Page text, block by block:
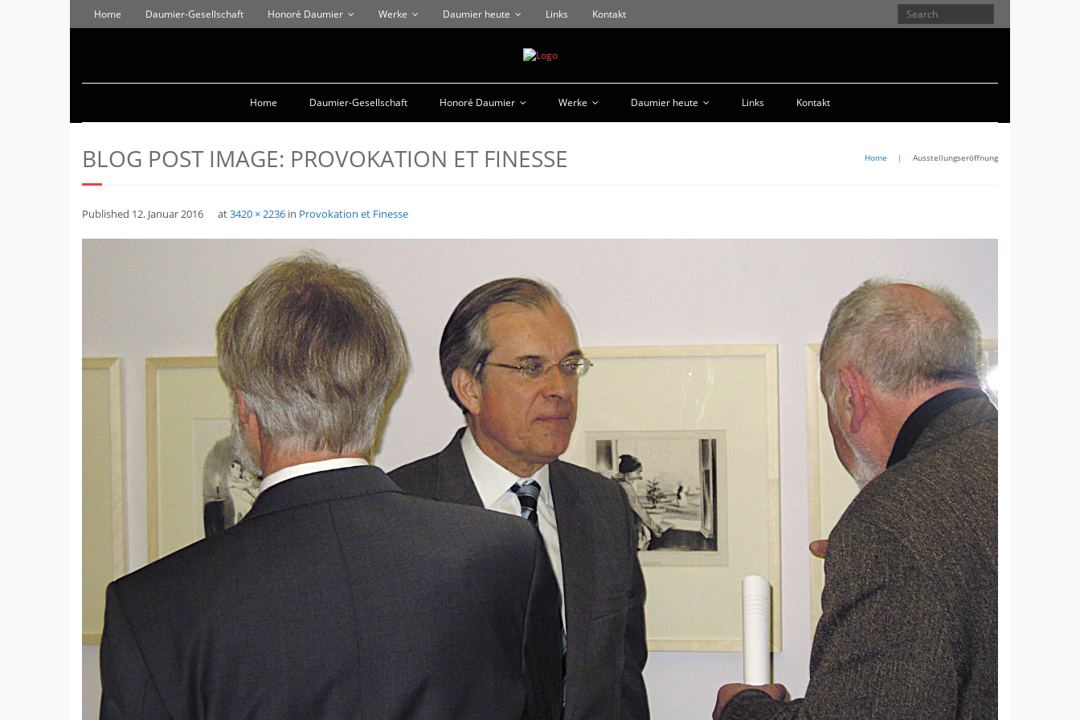
Home Daumier-Gesellschaft Honoré Daumier Werke Daumier heute Links Kontakt
Home Daumier-Gesellschaft Honoré Daumier Werke Daumier heute Links Kontakt
BLOG POST IMAGE: PROVOKATION ET FINESSE Home | Ausstellungseröffnung
Published 12. Januar 2016 at3420 × 2236 in Provokation et Finesse